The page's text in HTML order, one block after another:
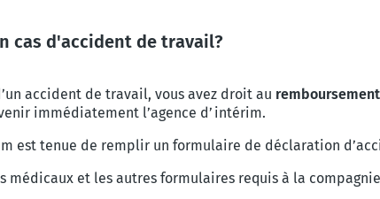
cas d'accident de travail?
accident de travail, vous avez droit au
immédiatement l’agence d’intérim.
est tenue de remplir un formulaire de déclaration
médicaux et les autres formulaires requis à la